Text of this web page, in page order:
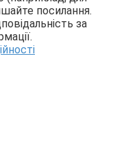
посилання.
за